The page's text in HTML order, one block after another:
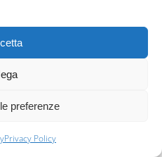
preferenze
Privacy Policy
2.692.
come somme a credito in
UniEMens.
contributivo di cui
del 100%, per le quali è stato